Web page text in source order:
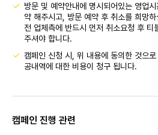
방문 및 예약안내에 명시되어있는 영업
약 해주시고, 방문 예약 후 취소를 희망
전 업체측에 반드시 먼저 취소요청 후 티
주셔야 합니다.
캠페인 신청 시, 위 내용에 동의한 것으
공내역에 대한 비용이 청구 됩니다.
캠페인 진행 관련